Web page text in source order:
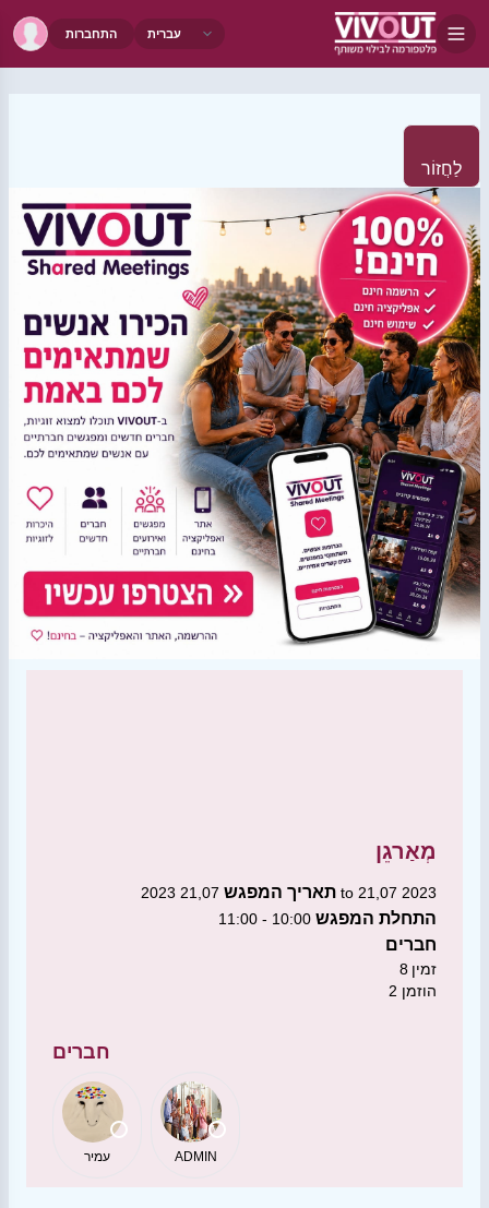
התחברות
לַחֲזוֹר
מְאַרגֵן
תאריך המפגש 21,07 2023 to 21,07 2023
התחלת המפגש 10:00 - 11:00
חברים
8 זמין
2 הוזמן
חברים
עמיר ADMIN